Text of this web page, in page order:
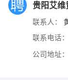
贵阳艾维
联系人：
联系电话：
公司地址：